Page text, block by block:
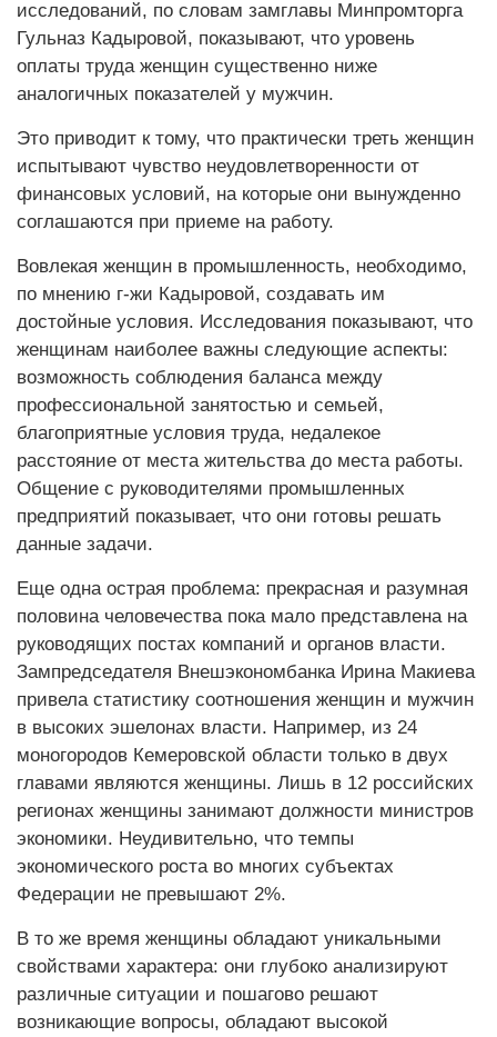
исследований, по словам замглавы Минпромторга
Гульназ Кадыровой, показывают, что уровень
оплаты труда женщин существенно ниже
аналогичных показателей у мужчин.
Это приводит к тому, что практически треть женщин
испытывают чувство неудовлетворенности от
финансовых условий, на которые они вынужденно
соглашаются при приеме на работу.
Вовлекая женщин в промышленность, необходимо,
по мнению г-жи Кадыровой, создавать им
достойные условия. Исследования показывают, что
женщинам наиболее важны следующие аспекты:
возможность соблюдения баланса между
профессиональной занятостью и семьей,
благоприятные условия труда, недалекое
расстояние от места жительства до места работы.
Общение с руководителями промышленных
предприятий показывает, что они готовы решать
данные задачи.
Еще одна острая проблема: прекрасная и разумная
половина человечества пока мало представлена на
руководящих постах компаний и органов власти.
Зампредседателя Внешэкономбанка Ирина Макиева
привела статистику соотношения женщин и мужчин
в высоких эшелонах власти. Например, из 24
моногородов Кемеровской области только в двух
главами являются женщины. Лишь в 12 российских
регионах женщины занимают должности министров
экономики. Неудивительно, что темпы
экономического роста во многих субъектах
Федерации не превышают 2%.
В то же время женщины обладают уникальными
свойствами характера: они глубоко анализируют
различные ситуации и пошагово решают
возникающие вопросы, обладают высокой